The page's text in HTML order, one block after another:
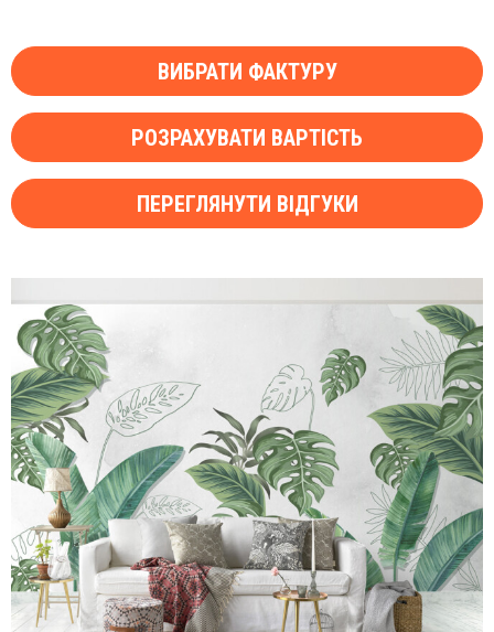
ВИБРАТИ ФАКТУРУ
РОЗРАХУВАТИ ВАРТІСТЬ
ПЕРЕГЛЯНУТИ ВІДГУКИ